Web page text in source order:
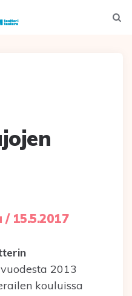
/ 15.5.2017
2013
kouluissa